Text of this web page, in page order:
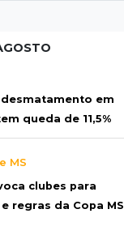
em
queda de 11,5%
MS
clubes para
regras da Copa MS